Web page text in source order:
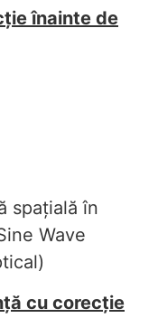
înainte de
spațială în
Wave
cu corecție